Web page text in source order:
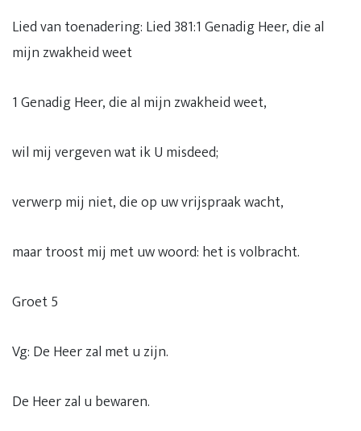
Lied van toenadering: Lied 381:1 Genadig Heer, die al
mijn zwakheid weet
1 Genadig Heer, die al mijn zwakheid weet,
wil mij vergeven wat ik U misdeed;
verwerp mij niet, die op uw vrijspraak wacht,
maar troost mij met uw woord: het is volbracht.
Groet 5
Vg: De Heer zal met u zijn.
De Heer zal u bewaren.